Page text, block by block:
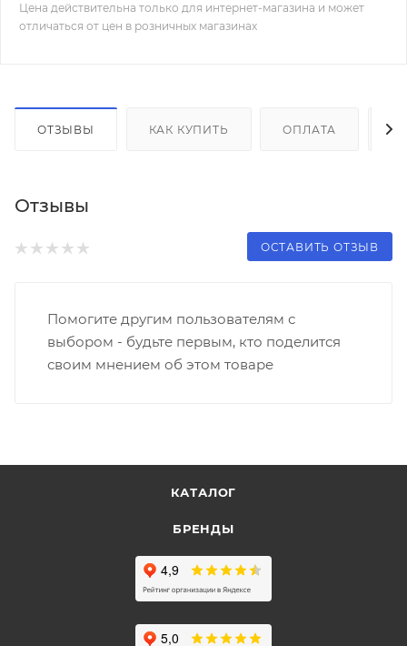
Цена действительна только для интернет-магазина и может
отличаться от цен в розничных магазинах
ОТЗЫВЫ КАК КУПИТЬ ОПЛАТА
Отзывы
ОСТАВИТЬ ОТЗЫВ
Помогите другим пользователям с
выбором - будьте первым, кто поделится
своим мнением об этом товаре
КАТАЛОГ
БРЕНДЫ